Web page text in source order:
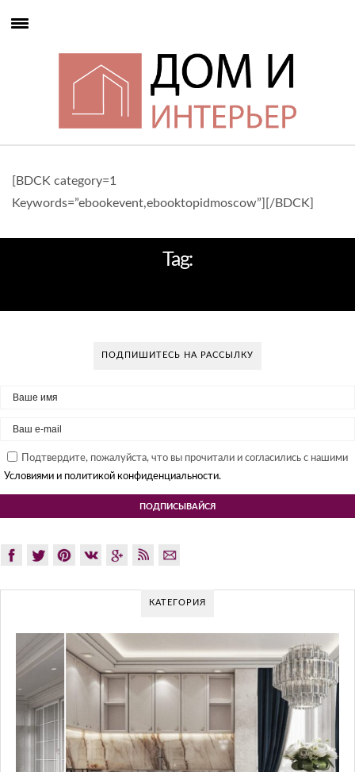
[BDCK category=1
Keywords=”ebookevent,ebooktopidmoscow”][/BDCK]
Tag:
ПОДПИШИТЕСЬ НА РАССЫЛКУ
Подтвердите, пожалуйста, что вы прочитали и согласились с нашими
Условиями и политикой конфиденциальности.
КАТЕГОРИЯ